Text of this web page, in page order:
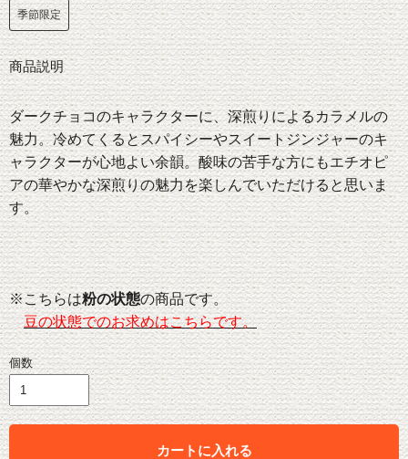
季節限定
商品説明
ダークチョコのキャラクターに、深煎りによるカラメルの
魅力。冷めてくるとスパイシーやスイートジンジャーのキ
ャラクターが心地よい余韻。酸味の苦手な方にもエチオピ
アの華やかな深煎りの魅力を楽しんでいただけると思いま
す。
※こちらは粉の状態の商品です。
豆の状態でのお求めはこちらです。
個数
カートに入れる